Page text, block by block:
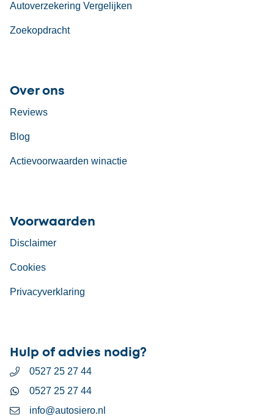
Autoverzekering Vergelijken
Zoekopdracht
Over ons
Reviews
Blog
Actievoorwaarden winactie
Voorwaarden
Disclaimer
Cookies
Privacyverklaring
Hulp of advies nodig?
0527 25 27 44
0527 25 27 44
info@autosiero.nl